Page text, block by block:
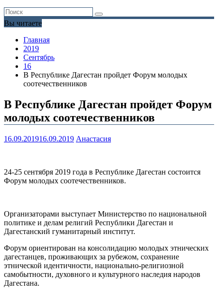
Вы читаете
Главная
2019
Сентябрь
16
В Республике Дагестан пройдет Форум молодых
соотечественников
В Республике Дагестан пройдет Форум
молодых соотечественников
16.09.201916.09.2019 Анастасия
24-25 сентября 2019 года в Республике Дагестан состоится
Форум молодых соотечественников.
Организаторами выступает Министерство по национальной
политике и делам религий Республики Дагестан и
Дагестанский гуманитарный институт.
Форум ориентирован на консолидацию молодых этнических
дагестанцев, проживающих за рубежом, сохранение
этнической идентичности, национально-религиозной
самобытности, духовного и культурного наследия народов
Дагестана.